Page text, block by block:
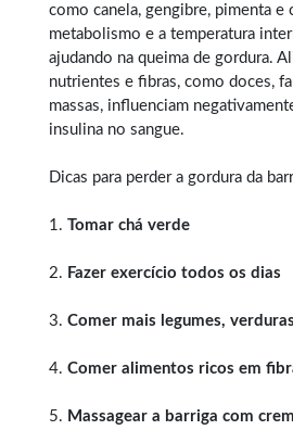
como canela, gengibre, pimenta e
metabolismo e a temperatura
ajudando na queima de gordura.
nutrientes e fibras, como doces,
massas, influenciam
insulina no sangue.
Dicas para perder a gordura da
1. Tomar chá verde
2. Fazer exercício todos os dias
3. Comer mais legumes,
4. Comer alimentos ricos em
5. Massagear a barriga com